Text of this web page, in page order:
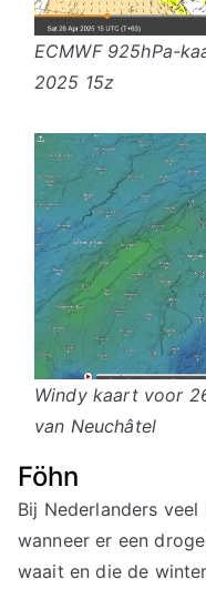
ECMWF 925hPa-
2025 15z
Windy kaart voor
van Neuchâtel
Föhn
Bij Nederlanders
wanneer er een
waait en die de